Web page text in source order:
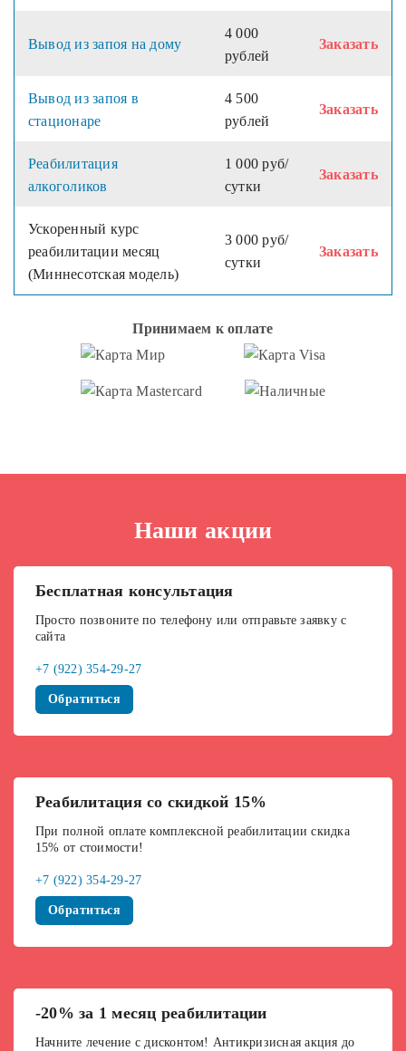
Вывод из запоя на дому
4 000
рублей
Заказать
Вывод из запоя в
стационаре
4 500
рублей
Заказать
Реабилитация
алкоголиков
1 000 руб/
сутки
Заказать
Ускоренный курс
реабилитации месяц
(Миннесотская модель)
3 000 руб/
сутки
Заказать
Принимаем к оплате
Наши акции
Бесплатная консультация
Просто позвоните по телефону или отправьте заявку с
сайта
+7 (922) 354-29-27
Обратиться
Реабилитация со скидкой 15%
При полной оплате комплексной реабилитации скидка
15% от стоимости!
+7 (922) 354-29-27
Обратиться
-20% за 1 месяц реабилитации
Начните лечение с дисконтом! Антикризисная акция до